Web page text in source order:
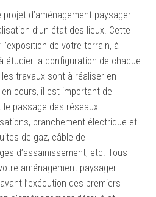
d’aménagement paysager
d’un état des lieux. Cette
de votre terrain, à
étudier la configuration de chaque
travaux sont à réaliser en
cours, il est important de
le passage des réseaux
branchement électrique et
de gaz, câble de
d’assainissement, etc. Tous
aménagement paysager
l’exécution des premiers